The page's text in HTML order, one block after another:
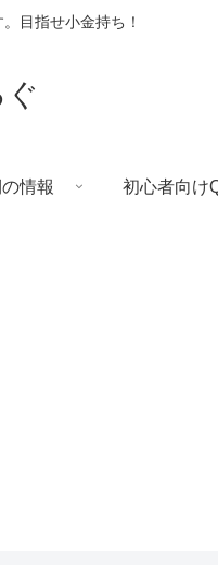
目指せ小金持ち！
情報 初心者向け